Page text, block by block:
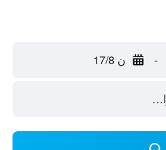
- ن 17/8